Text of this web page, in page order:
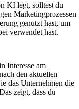
KI legt, solltest du
Marketingprozessen
genutzt hast, um
verwendet hast.
Interesse am
den aktuellen
das Unternehmen die
zeigt, dass du